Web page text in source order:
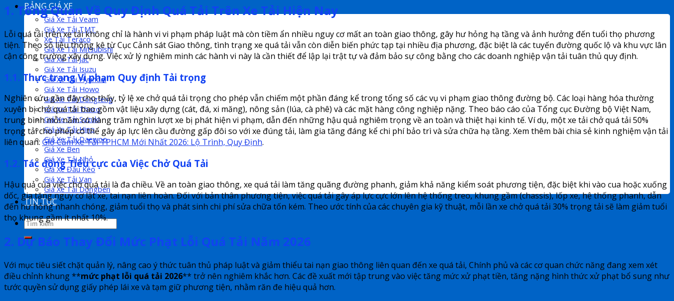
BẢNG GIÁ XE
Giá Xe Tải Veam
Giá Xe Tải TMT
Xe Tải Teraco
Giá Xe Tải Mitsubishi
Giá Xe Tải Jac
Giá Xe Tải Isuzu
Giá Xe Tải Hyundai
Giá Xe Tải Howo
Giá Xe Tải Dongfeng
Giá Xe Tải Thaco
Giá Xe Tải Suzuki
Giá Xe Tải Hino
Giá Xe Tải Daewoo
Giá Xe Ben
Giá Xe Tải Nhỏ
Giá Xe Đầu Kéo
Giá Xe Tải Van
Giá Xe Tải Dongben
TIN TỨC
1. Tổng Quan Về Quy Định Quá Tải Trên Xe Tải Hiện Nay
Lỗi quá tải trên xe tải không chỉ là hành vi vi phạm pháp luật mà còn tiềm ẩn nhiều nguy cơ mất an toàn giao thông, gây hư hỏng hạ tầng và ảnh hưởng đến tuổi thọ phương
tiện. Theo số liệu thống kê từ Cục Cảnh sát Giao thông, tình trạng xe quá tải vẫn còn diễn biến phức tạp tại nhiều địa phương, đặc biệt là các tuyến đường quốc lộ và khu vực lân
cận công trường xây dựng. Việc xử lý nghiêm minh các hành vi này là cần thiết để lập lại trật tự và đảm bảo sự công bằng cho các doanh nghiệp vận tải tuân thủ quy định.
1.1. Thực trạng Vi phạm Quy định Tải trọng
Nghiên cứu gần đây cho thấy, tỷ lệ xe chở quá tải trọng cho phép vẫn chiếm một phần đáng kể trong tổng số các vụ vi phạm giao thông đường bộ. Các loại hàng hóa thường
xuyên bị chở quá tải bao gồm vật liệu xây dựng (cát, đá, xi măng), nông sản (lúa, cà phê) và các mặt hàng công nghiệp nặng. Theo báo cáo của Tổng cục Đường bộ Việt Nam,
trung bình mỗi năm có hàng trăm nghìn lượt xe bị phát hiện vi phạm, dẫn đến những hậu quả nghiêm trọng về an toàn và thiệt hại kinh tế. Ví dụ, một xe tải chở quá tải 50%
trọng tải cho phép có thể gây áp lực lên cầu đường gấp đôi so với xe đúng tải, làm gia tăng đáng kể chi phí bảo trì và sửa chữa hạ tầng. Xem thêm bài chia sẻ kinh nghiệm vận tải
liên quan: Giờ Cấm Xe Tải TPHCM Mới Nhất 2026: Lộ Trình, Quy Định.
1.2. Tác động Tiêu cực của Việc Chở Quá Tải
Hậu quả của việc chở quá tải là đa chiều. Về an toàn giao thông, xe quá tải làm tăng quãng đường phanh, giảm khả năng kiểm soát phương tiện, đặc biệt khi vào cua hoặc xuống
dốc, gia tăng nguy cơ lật xe, tai nạn liên hoàn. Đối với bản thân phương tiện, việc quá tải gây áp lực cực lớn lên hệ thống treo, khung gầm (chassis), lốp xe, hệ thống phanh, dẫn
đến hư hỏng nhanh chóng, giảm tuổi thọ và phát sinh chi phí sửa chữa tốn kém. Theo ước tính của các chuyên gia kỹ thuật, mỗi lần xe chở quá tải 30% trọng tải sẽ làm giảm tuổi
thọ khung gầm ít nhất 10%.
2. Dự Báo Thay Đổi Mức Phạt Lỗi Quá Tải Năm 2026
Với mục tiêu siết chặt quản lý, nâng cao ý thức tuân thủ pháp luật và giảm thiểu tai nạn giao thông liên quan đến xe quá tải, Chính phủ và các cơ quan chức năng đang xem xét
điều chỉnh khung **mức phạt lỗi quá tải 2026** trở nên nghiêm khắc hơn. Các đề xuất mới tập trung vào việc tăng mức xử phạt tiền, tăng nặng hình thức xử phạt bổ sung như
tước quyền sử dụng giấy phép lái xe và tạm giữ phương tiện, nhằm răn đe hiệu quả hơn.